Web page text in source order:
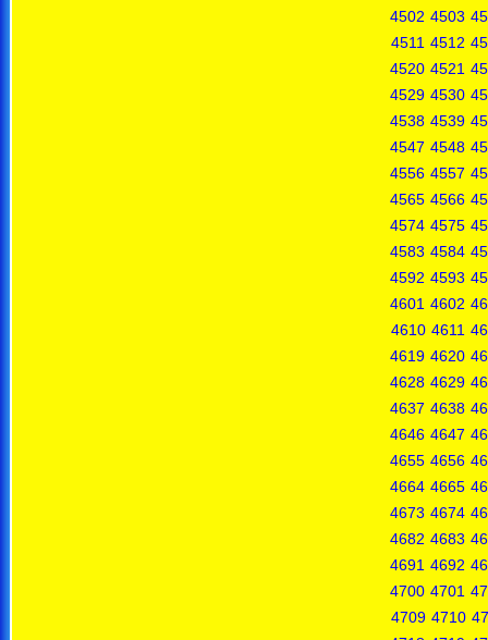
4502 4503
4511 4512
4520 4521
4529 4530
4538 4539
4547 4548
4556 4557
4565 4566
4574 4575
4583 4584
4592 4593
4601 4602
4610 4611
4619 4620
4628 4629
4637 4638
4646 4647
4655 4656
4664 4665
4673 4674
4682 4683
4691 4692
4700 4701
4709 4710